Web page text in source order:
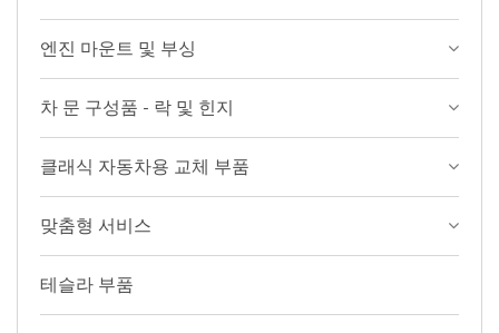
엔진 마운트 및 부싱
차 문 구성품 - 락 및 힌지
클래식 자동차용 교체 부품
맞춤형 서비스
테슬라 부품